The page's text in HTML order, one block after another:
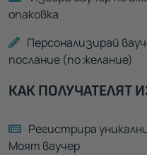
опаковка
Персонализирай
послание (по желание)
КАК ПОЛУЧАТЕЛЯТ
Регистрира
Моят ваучер